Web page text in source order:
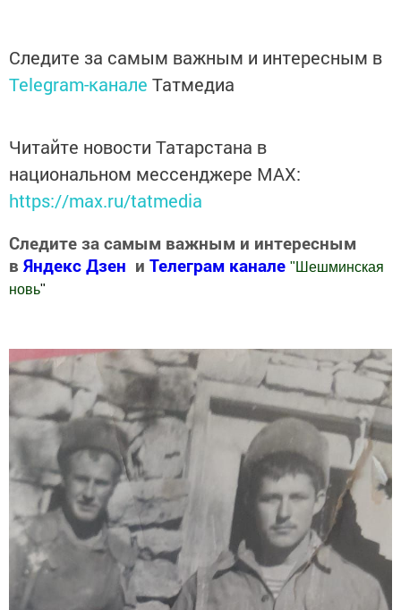
Следите за самым важным и интересным в
Telegram-канале Татмедиа
Читайте новости Татарстана в
национальном мессенджере MАХ:
https://max.ru/tatmedia
Следите за самым важным и интересным
в Яндекс Дзен и Телеграм канале " Шешминская
новь"